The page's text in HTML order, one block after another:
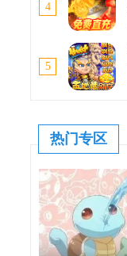
4
5
热门专区